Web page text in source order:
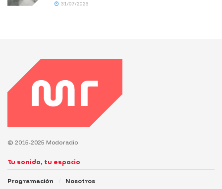
31/07/2026
© 2015-2025 Modoradio
Tu sonido, tu espacio
Programación Nosotros